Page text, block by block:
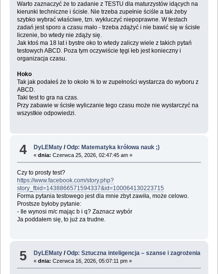
Warto zaznaczyć że to zadanie z TESTU dla maturzystów idących na
kierunki techniczne i ścisłe. Nie trzeba zupełnie ściśle a tak żeby
szybko wybrać właściwe, tzn. wykluczyć niepoprawne. W testach
zadań jest sporo a czasu mało - trzeba zdążyć i nie bawić się w ścisłe
liczenie, bo wtedy nie zdąży się.
Jak ktoś ma 18 lat i bystre oko to wtedy zaliczy wiele z takich pytań
testowych ABCD. Poza tym oczywiście tęgi łeb jest konieczny i
organizacja czasu.
Hoko
Tak jak podałeś że to około ⅙ to w zupełności wystarcza do wyboru z
ABCD.
Taki test to gra na czas.
Przy zabawie w ścisłe wyliczanie tego czasu może nie wystarczyć na
wszystkie odpowiedzi.
4 DyLEMaty /Odp: Matematyka królowa nauk ;)
«dnia: Czerwca 25, 2026, 02:47:45 am »
Czy to prosty test?
https://www.facebook.com/story.php?
story_fbid=1438866571594337&id=100064130223715
Forma pytania testowego jest dla mnie zbyt zawiła, może celowo.
Prostsze byłoby pytanie:
- Ile wynosi m/c mając b i q? Zaznacz wybór
Ja poddałem się, to już za trudne.
5 DyLEMaty /Odp: Sztuczna inteligencja – szanse i zagrożenia
«dnia: Czerwca 16, 2026, 05:07:11 pm »